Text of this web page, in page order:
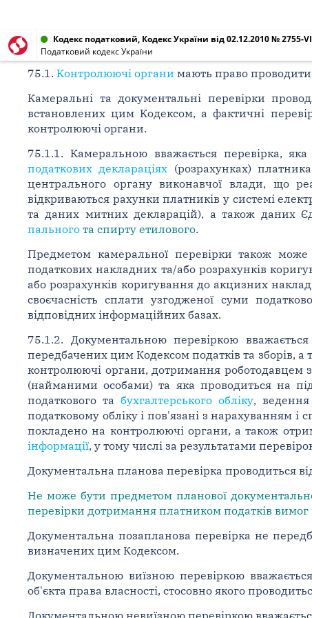
Кодекс податковий, Кодекс України від 02.12.2010 № 2755-VI
Податковий кодекс України